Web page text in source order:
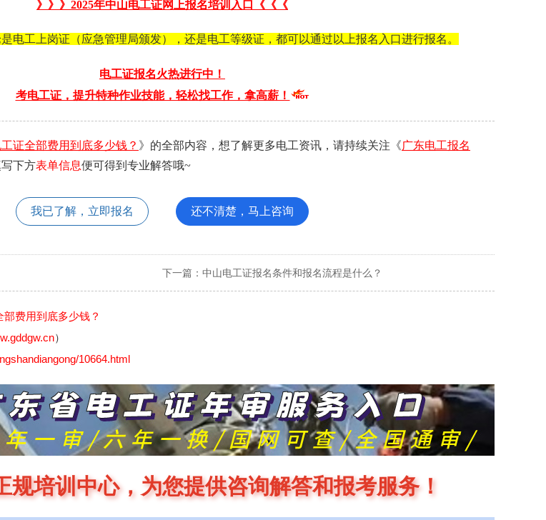
》》》2025年中山电工证网上报名培训入口《《《
电工上岗证（应急管理局颁发），还是电工等级证，都可以通过以上报名入口进行报名。
电工证报名火热进行中！
考电工证，提升特种作业技能，轻松找工作，拿高薪！
证全部费用到底多少钱？ 》的全部内容，想了解更多电工资讯，请持续关注《广东电工报名
下方表单信息便可得到专业解答哦~
我已了解，立即报名 还不清楚，马上咨询
下一篇： 中山电工证报名条件和报名流程是什么？
费用到底多少钱？
）
10664.html
规培训中心，为您提供咨询解答和报考服务！